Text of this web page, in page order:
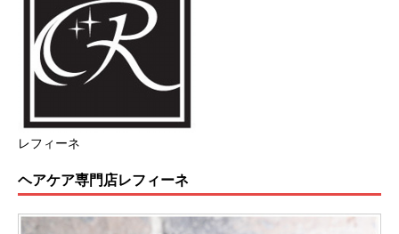
レフィーネ
ヘアケア専門店レフィーネ